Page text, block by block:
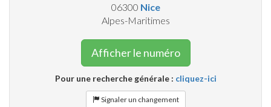
06300 Nice
Alpes-Maritimes
Afficher le numéro
Pour une recherche générale : cliquez-ici
Signaler un changement